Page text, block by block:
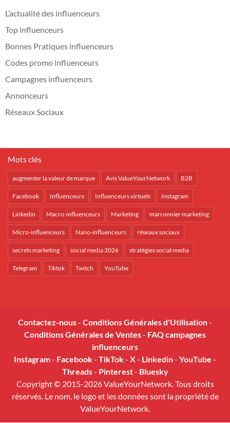
L’actualité des influenceurs
Top influenceurs
Bonnes Pratiques influenceurs
Codes promo influenceurs
Campagnes influenceurs
Annonceurs
Réseaux Sociaux
Mots clés
augmenter la valeur de marque Avis ValueYourNetwork B2B
Facebook Influenceurs Influenceurs virtuels Instagram
Linkedin Macro-influenceurs Marketing marronnier marketing
Micro-influenceurs Nano-influenceurs réseaux sociaux
secrets marketing social media 2026 stratégies social media
Telegram Tiktok Twitch YouTube
Contactez-nous- Conditions Générales d'Utilisation-
Conditions Générales de Ventes- FAQ campagnes
influenceurs
Instagram- Facebook- TikTok- X- Linkedin- YouTube -
Threads- Pinterest- Bluesky
Copyright © 2015-2026 ValueYourNetwork. Tous droits
réservés. Le nom, le logo et les données sont la propriété de
ValueYourNetwork.